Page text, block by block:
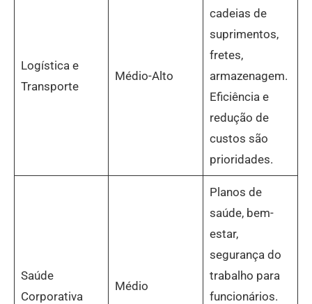
Logística e
Transporte
Médio-Alto
cadeias de
suprimentos,
fretes,
armazenagem.
Eficiência e
redução de
custos são
prioridades.
Saúde
Corporativa
Médio
Planos de
saúde, bem-
estar,
segurança do
trabalho para
funcionários.